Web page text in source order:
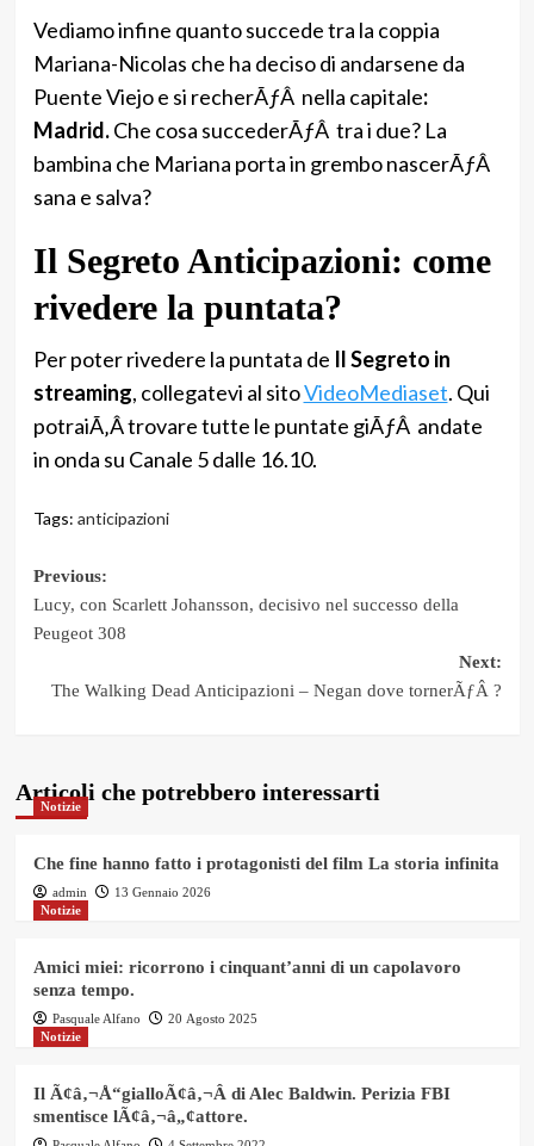
Vediamo infine quanto succede tra la coppia
Mariana-Nicolas che ha deciso di andarsene da
Puente Viejo e si recherÃƒÂ nella capitale:
Madrid.Che cosa succederÃƒÂ tra i due? La
bambina che Mariana porta in grembo nascerÃƒÂ
sana e salva?
Il Segreto Anticipazioni: come
rivedere la puntata?
Per poter rivedere la puntata de Il Segreto in
streaming, collegatevi al sitoVideoMediaset. Qui
potraiÃ‚Â trovare tutte le puntate giÃƒÂ andate
in onda su Canale 5 dalle 16.10.
Tags: anticipazioni
Post
navigation
Previous:
Lucy, con Scarlett Johansson, decisivo nel successo della
Peugeot 308
Next:
The Walking Dead Anticipazioni – Negan dove tornerÃƒÂ ?
Articoli che potrebbero interessarti
Notizie
Che fine hanno fatto i protagonisti del film La storia infinita
admin
13 Gennaio 2026
Notizie
Amici miei: ricorrono i cinquant’anni di un capolavoro
senza tempo.
Pasquale Alfano
20 Agosto 2025
Notizie
Il Ã¢â‚¬Å“gialloÃ¢â‚¬Â di Alec Baldwin. Perizia FBI
smentisce lÃ¢â‚¬â„¢attore.